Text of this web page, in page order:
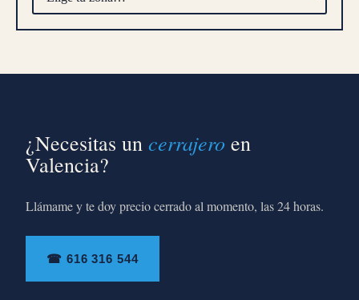
¿Necesitas un cerrajero en
Valencia?
Llámame y te doy precio cerrado al momento, las 24 horas.
☎ 616 316 544